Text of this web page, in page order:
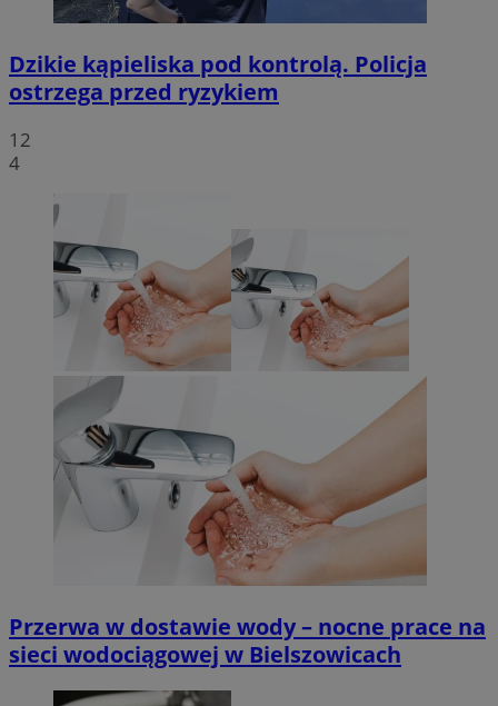
Dzikie kąpieliska pod kontrolą. Policja
ostrzega przed ryzykiem
12
4
Przerwa w dostawie wody – nocne prace na
sieci wodociągowej w Bielszowicach